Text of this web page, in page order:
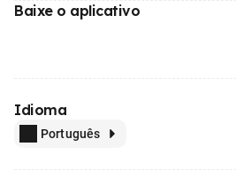
Baixe o aplicativo
Idioma
Português